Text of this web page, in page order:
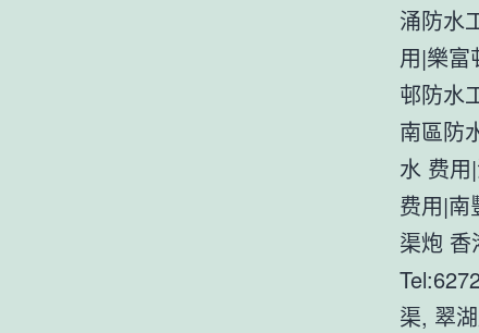
涌防水
用|樂富
邨防水
南區防
水 费用
费用|南
渠炮 香
渠, 翠